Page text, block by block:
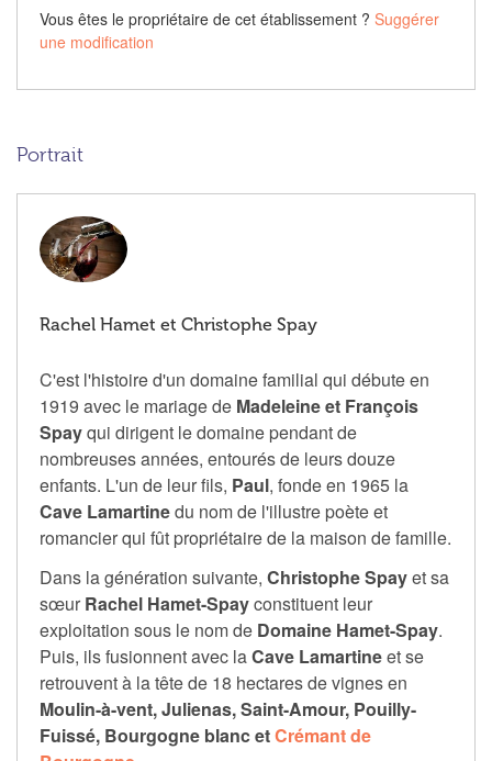
Vous êtes le propriétaire de cet établissement ? Suggérer
une modification
Portrait
Rachel Hamet et Christophe Spay
C'est l'histoire d'un domaine familial qui débute en
1919 avec le mariage de Madeleine et François
Spayqui dirigent le domaine pendant de
nombreuses années, entourés de leurs douze
enfants. L'un de leur fils, Paul, fonde en 1965 la
Cave Lamartinedu nom de l'illustre poète et
romancier qui fût propriétaire de la maison de famille.
Dans la génération suivante, Christophe Spayet sa
sœur Rachel Hamet-Spayconstituent leur
exploitation sous le nom de Domaine Hamet-Spay.
Puis, ils fusionnent avec laCave Lamartineet se
retrouvent à la tête de 18 hectares de vignes en
Moulin-à-vent, Julienas, Saint-Amour, Pouilly-
Fuissé, Bourgogne blanc etCrémant de